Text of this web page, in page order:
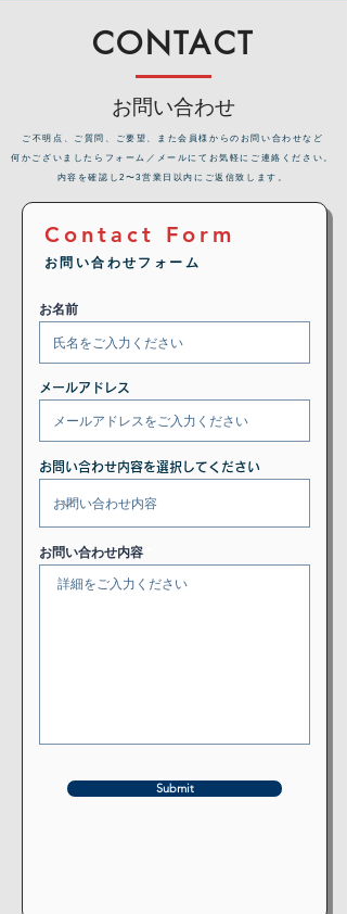
CONTACT
お問い合わせ
​ご不明点、ご質問、ご要望、また会員様からのお問い合わせなど
何かございましたらフォーム／メールにてお気軽にご連絡ください。
内容を確認し2〜3営業日以内にご返信致します。
Contact Form
お問い合わせフォーム
お名前
メールアドレス
お問い合わせ内容を選択してください
お問い合わせ内容
Submit